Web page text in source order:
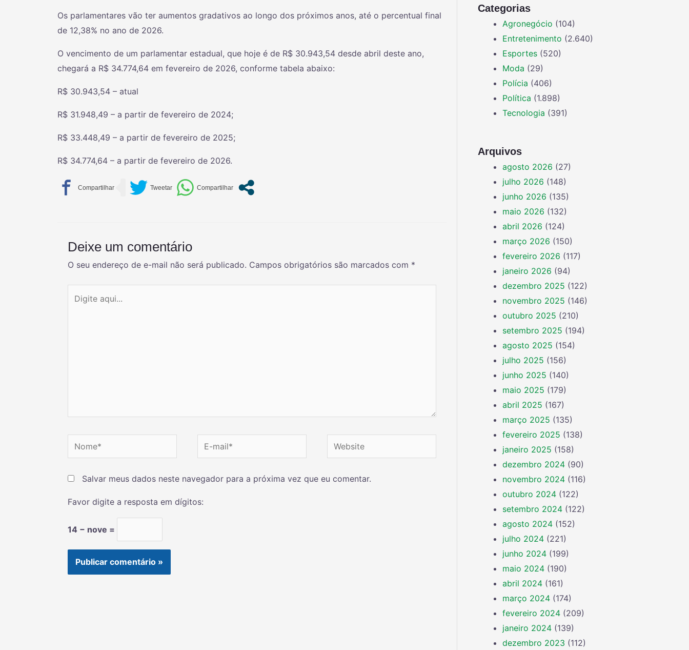
Os parlamentares vão ter aumentos gradativos ao longo dos próximos anos, até o percentual final
de 12,38% no ano de 2026.
O vencimento de um parlamentar estadual, que hoje é de R$ 30.943,54 desde abril deste ano,
chegará a R$ 34.774,64 em fevereiro de 2026, conforme tabela abaixo:
R$ 30.943,54 – atual
R$ 31.948,49 – a partir de fevereiro de 2024;
R$ 33.448,49 – a partir de fevereiro de 2025;
R$ 34.774,64 – a partir de fevereiro de 2026.
Deixe um comentário
O seu endereço de e-mail não será publicado. Campos obrigatórios são marcados com *
Salvar meus dados neste navegador para a próxima vez que eu comentar.
Favor digite a resposta em dígitos:
14 − nove =
Categorias
Agronegócio (104)
Entretenimento (2.640)
Esportes (520)
Moda (29)
Polícia (406)
Política (1.898)
Tecnologia (391)
Arquivos
agosto 2026 (27)
julho 2026 (148)
junho 2026 (135)
maio 2026 (132)
abril 2026 (124)
março 2026 (150)
fevereiro 2026 (117)
janeiro 2026 (94)
dezembro 2025 (122)
novembro 2025 (146)
outubro 2025 (210)
setembro 2025 (194)
agosto 2025 (154)
julho 2025 (156)
junho 2025 (140)
maio 2025 (179)
abril 2025 (167)
março 2025 (135)
fevereiro 2025 (138)
janeiro 2025 (158)
dezembro 2024 (90)
novembro 2024 (116)
outubro 2024 (122)
setembro 2024 (122)
agosto 2024 (152)
julho 2024 (221)
junho 2024 (199)
maio 2024 (190)
abril 2024 (161)
março 2024 (174)
fevereiro 2024 (209)
janeiro 2024 (139)
dezembro 2023 (112)